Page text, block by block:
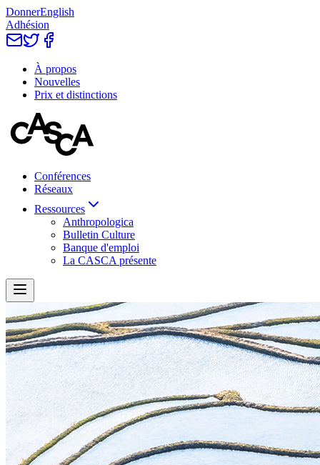
DonnerEnglish
Adhésion
À propos
Nouvelles
Prix et distinctions
Conférences
Réseaux
Ressources
Anthropologica
Bulletin Culture
Banque d'emploi
La CASCA présente